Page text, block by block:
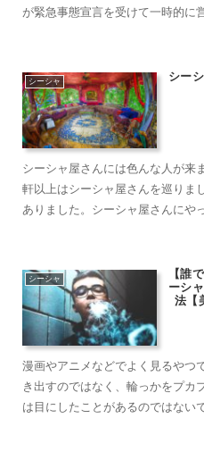
が緊急事態宣言を受けて一時的に
開始ですが、オーナ……
シーシャ
シー
シーシャ屋さんには色んな人が来
軒以上はシーシャ屋さんを巡りま
ありました。シーシャ屋さんにや
そこにやって来る……
シーシャ
【誰
ーシ
法【
漫画やアニメなどでよく見るやつ
き出すのではなく、輪っかをプカ
は目にしたことがあるのではない